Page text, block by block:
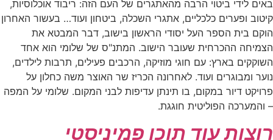
לידי ביטוי הרבה מהאתגרים של העם הזה: ריבוד אוכלוסיות,
ופערים כלכליים, אתגרי השכלה, ביטחון ועוד… בעשור האחרון
בית הספר העל יסודי הראשון בישוב, דבר המבטא את
ההכרחית שעובר הישוב. המתנ"ס של שלומי הוא אחד
בארץ: עם חוגי מוזיקה, הרכבים פעילים, תרבות לילדים,
ומבוגרים ועוד. לאחרונה הכריז שר האוצר משה כחלון על
דיור במקום, בו תינתן עדיפות לבני המקום. שלומי על המפה
והמערכה הפוליטית חוגגת.
עוד תוכן פמיניסטי